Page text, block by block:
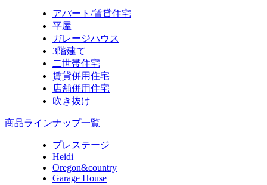
アパート/賃貸住宅
平屋
ガレージハウス
3階建て
二世帯住宅
賃貸併用住宅
店舗併用住宅
吹き抜け
商品ラインナップ一覧
プレステージ
Heidi
Oregon&country
Garage House